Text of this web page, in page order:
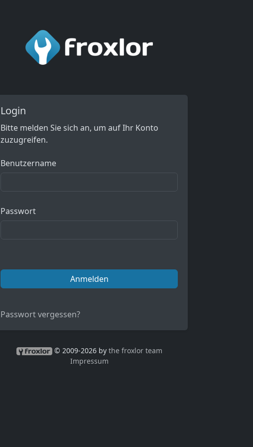
Login
Bitte melden Sie sich an, um auf Ihr Konto
zuzugreifen.
Benutzername
Passwort
Anmelden
Passwort vergessen?
© 2009-2026 by the froxlor team
Impressum